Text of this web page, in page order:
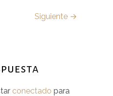
Siguiente →
conectado para